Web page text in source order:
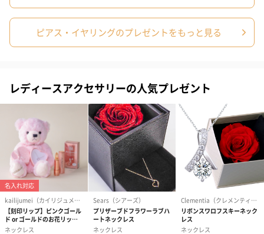
ぬいぐるみ
愛らしいぬいぐるみを同梱してお届けします。
誕生日・記念日・出産祝いなどのシーンにおすすめです。
ピアス・イヤリングのプレゼントをもっと見る
レディースアクセサリーの人気プレゼント